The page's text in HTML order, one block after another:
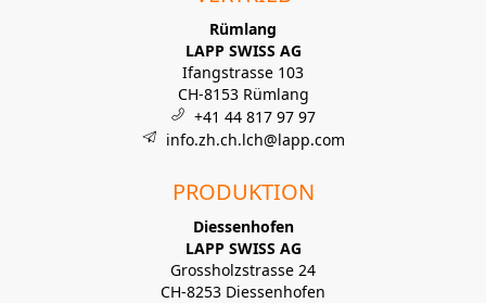
Rümlang
LAPP SWISS AG
Ifangstrasse 103
CH-8153 Rümlang
+41 44 817 97 97
info.zh.ch.lch@lapp.com
PRODUKTION
Diessenhofen
LAPP SWISS AG
Grossholzstrasse 24
CH-8253 Diessenhofen